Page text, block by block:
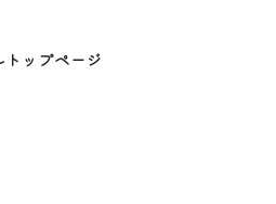
ップページ